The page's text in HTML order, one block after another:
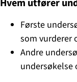
Hvem utfører
Første
som vurderer
Andre
undersøkelse